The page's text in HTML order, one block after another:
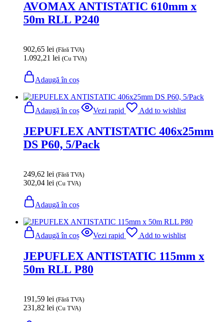
AVOMAX ANTISTATIC 610mm x
50m RLL P240
902,65 lei (Fără TVA)
1.092,21 lei (Cu TVA)
Adaugă în coș
Adaugă în coș Vezi rapid Add to wishlist
JEPUFLEX ANTISTATIC 406x25mm
DS P60, 5/Pack
249,62 lei (Fără TVA)
302,04 lei (Cu TVA)
Adaugă în coș
Adaugă în coș Vezi rapid Add to wishlist
JEPUFLEX ANTISTATIC 115mm x
50m RLL P80
191,59 lei (Fără TVA)
231,82 lei (Cu TVA)